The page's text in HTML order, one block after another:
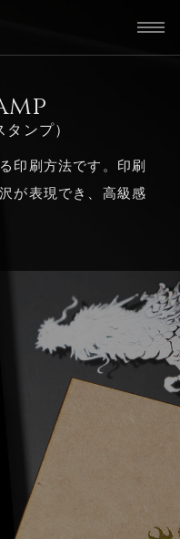
ンプ）
印刷方法です。印刷
が表現でき、高級感